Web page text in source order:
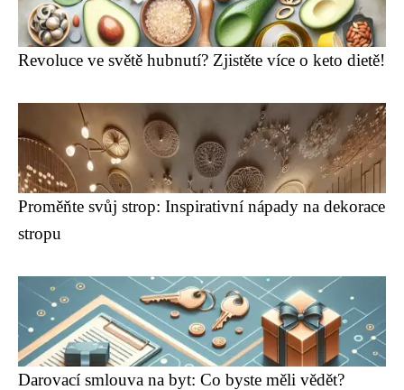
Revoluce ve světě hubnutí? Zjistěte více o keto dietě!
Proměňte svůj strop: Inspirativní nápady na dekorace
stropu
Darovací smlouva na byt: Co byste měli vědět?